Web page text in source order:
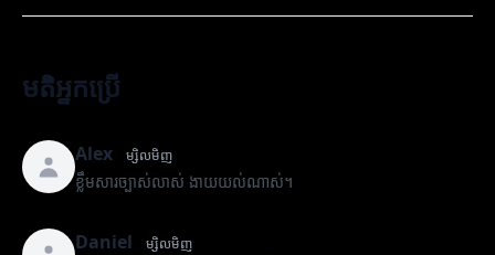
មតិអ្នកប្រើ
Alex ម្សិលមិញ
ខ្លឹមសារច្បាស់លាស់ ងាយយល់ណាស់។
Daniel ម្សិលមិញ